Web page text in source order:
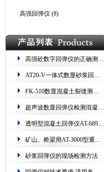
高强回弹仪 (8)
高强砼数字回弹仪的正确测量步骤
​AT20-V一体式数显砂浆回弹仪 测烧砖​​ 读数双显
FK-510数显混凝土裂缝测试仪(专测​桥梁、隧道、路面​)
超声波数显回弹仪​​检测混凝土​技术规程​
透明型混凝土回弹仪AT-689.测强范围:10-60Mpa
矿山、桥梁用​AT-3000型重型回弹仪.精度高、耐磨损​
砂浆回弹仪的现场检测方法